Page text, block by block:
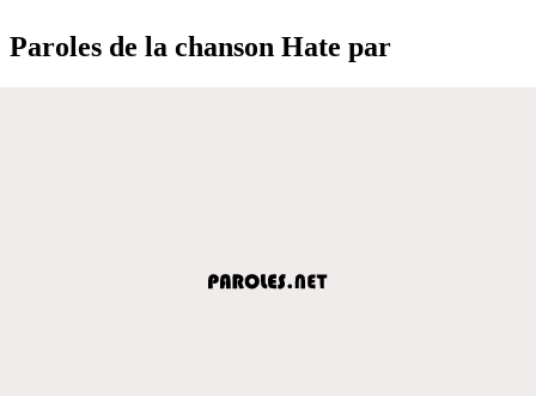
Paroles de la chanson Hate par